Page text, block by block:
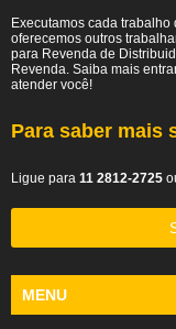
Executamos cada
oferecemos outros
para Revenda de
Revenda. Saiba mais
atender você!
Para saber mais
Ligue para 11 2812-2725
MENU